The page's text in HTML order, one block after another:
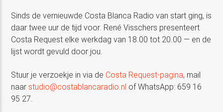
Sinds de vernieuwde Costa Blanca Radio van start ging, is
daar twee uur de tijd voor. René Visschers presenteert
Costa Request elke werkdag van 18.00 tot 20.00 — en de
lijst wordt gevuld door jou.
Stuur je verzoekje in via de Costa Request-pagina, mail
naar studio@costablancaradio.nl of WhatsApp: 659 16
95 27.